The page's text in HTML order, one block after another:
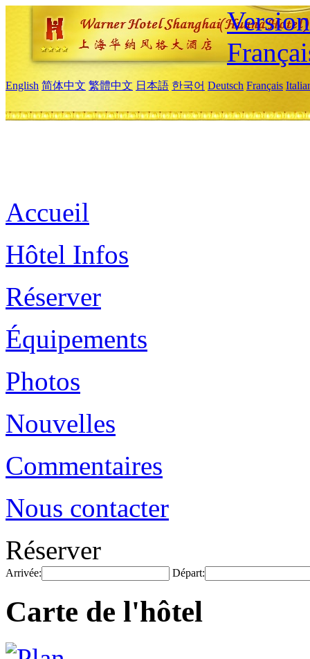
English 简体中文 繁體中文 日本語 한국어 Deutsch Français
Accueil
Hôtel Infos
Réserver
Équipements
Photos
Nouvelles
Commentaires
Nous contacter
Réserver
Arrivée: Départ:
Carte de l'hôtel